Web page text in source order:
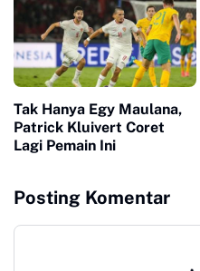
Tak Hanya Egy Maulana,
Patrick Kluivert Coret
Lagi Pemain Ini
Posting Komentar